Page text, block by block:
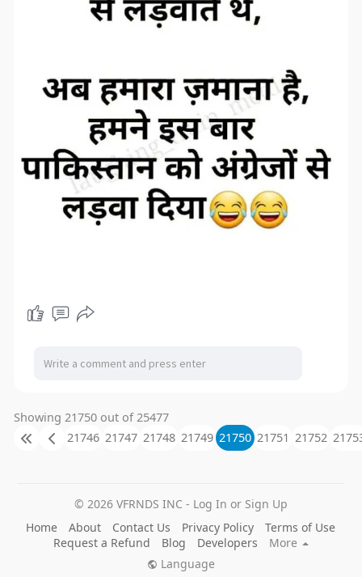
Showing 21750 out of 25477
21746 21747 21748 21749 21750 21751 21752
© 2026 VFRNDS INC - Log In or Sign Up
Home
About Contact Us Privacy Policy
Terms of Use
Request a Refund
Blog Developers
More
Language